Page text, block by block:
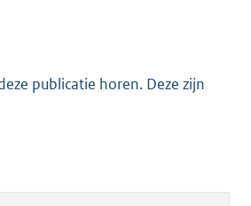
publicatie horen. Deze zijn